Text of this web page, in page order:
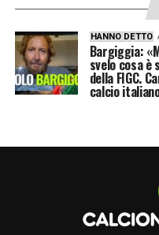
HANNO DETTO
Bargiggia:
svelo cosa è
della FIGC.
calcio